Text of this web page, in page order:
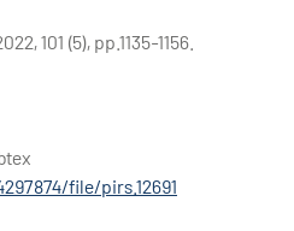
101 (5), pp.1135-1156.